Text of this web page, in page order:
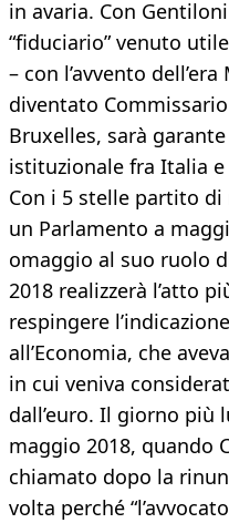
in avaria. Con
“fiduciario” venuto
– con l’avvento
diventato
Bruxelles, sarà
istituzionale fra Italia e
Con i 5 stelle partito
un Parlamento a
omaggio al suo ruolo
2018 realizzerà l’atto
respingere
all’Economia, che
in cui veniva
dall’euro. Il giorno più
maggio 2018, quando
chiamato dopo la
volta perché